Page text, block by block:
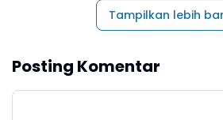
Tampilkan lebih
Posting Komentar